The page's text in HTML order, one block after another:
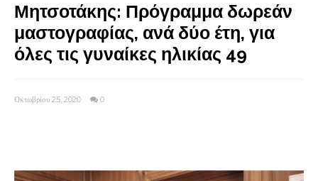
Μητσοτάκης: Πρόγραμμα δωρεάν
μαστογραφίας, ανά δύο έτη, για
όλες τις γυναίκες ηλικίας 49
Οκτωβρίου 25, 2020 0